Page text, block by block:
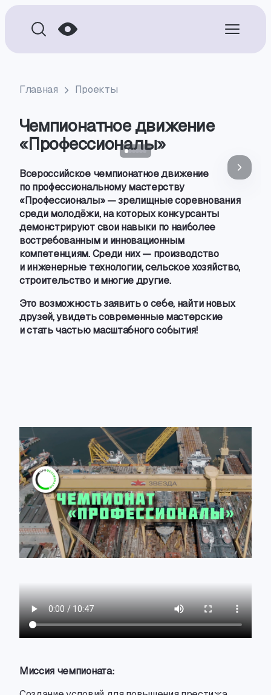
Главная Проекты
Чемпионатное движение
«Профессионалы»
Всероссийское чемпионатное движение
по профессиональному мастерству
«Профессионалы» — зрелищные соревнования
среди молодёжи, на которых конкурсанты
демонстрируют свои навыки по наиболее
востребованным и инновационным
компетенциям. Среди них — производство
и инженерные технологии,сельское хозяйство,
строительство и многие другие.
Это возможность заявить о себе, найти новых
друзей,увидеть современные мастерские
и стать частью масштабного события!
Миссия чемпионата: